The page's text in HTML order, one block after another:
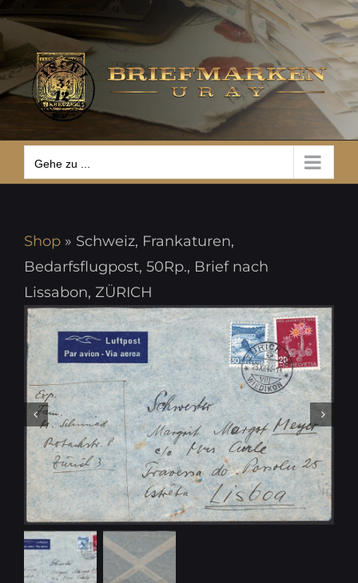
Zum
Inhalt
springen
Gehe zu ...
Gehe zu ...
Shop » Schweiz, Frankaturen,
Bedarfsflugpost, 50Rp., Brief nach
Lissabon, ZÜRICH